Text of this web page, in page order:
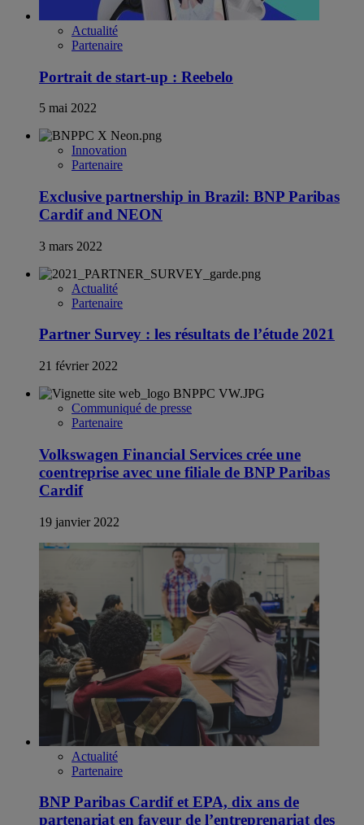
Actualité
Partenaire
Portrait de start-up : Reebelo
5 mai 2022
Innovation
Partenaire
Exclusive partnership in Brazil: BNP Paribas
Cardif and NEON
3 mars 2022
Actualité
Partenaire
Partner Survey : les résultats de l’étude 2021
21 février 2022
Communiqué de presse
Partenaire
Volkswagen Financial Services crée une
coentreprise avec une filiale de BNP Paribas
Cardif
19 janvier 2022
Actualité
Partenaire
BNP Paribas Cardif et EPA, dix ans de
partenariat en faveur de l’entreprenariat des